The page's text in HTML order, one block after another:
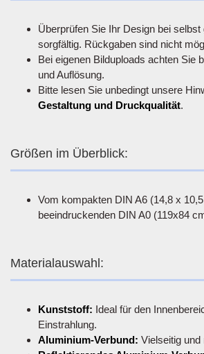
Überprüfen Sie Ihr Design bei
sorgfältig. Rückgaben sind nicht
Bei eigenen Bilduploads achten Sie
und Auflösung.
Bitte lesen Sie unbedingt unsere
Gestaltung und Druckqualität.
Größen im Überblick:
Vom kompakten DIN A6 (14,8 x
beeindruckenden DIN A0 (119x84
Materialauswahl:
Kunststoff: Ideal für den
Einstrahlung.
Aluminium-Verbund: Vielseitig und